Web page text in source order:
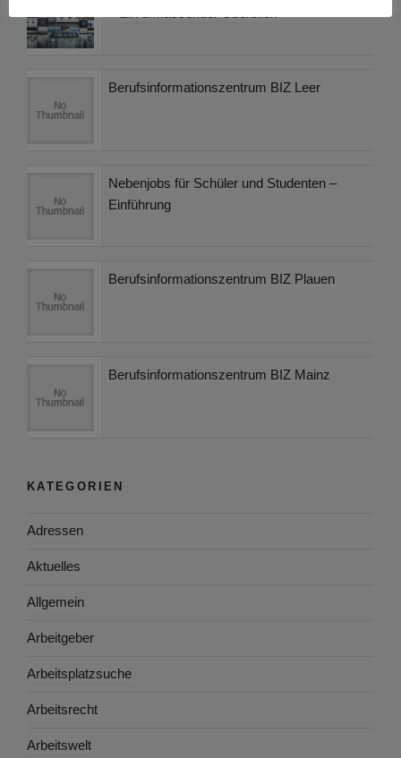
Berufsinformationszentrum BIZ Leer
Nebenjobs für Schüler und Studenten –
Einführung
Berufsinformationszentrum BIZ Plauen
Berufsinformationszentrum BIZ Mainz
KATEGORIEN
Adressen
Aktuelles
Allgemein
Arbeitgeber
Arbeitsplatzsuche
Arbeitsrecht
Arbeitswelt